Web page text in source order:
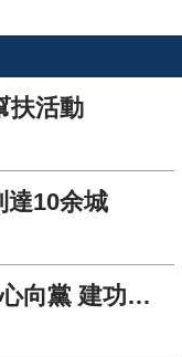
扶活動
達10余城
開原市八寶鎮中學開展“青春心向黨 建功新時代”團日活動